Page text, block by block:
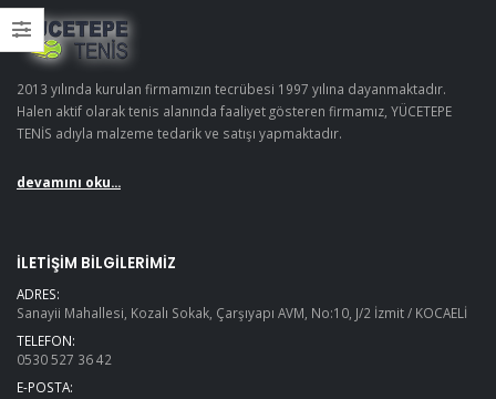
2013 yılında kurulan firmamızın tecrübesi 1997 yılına dayanmaktadır.
Halen aktif olarak tenis alanında faaliyet gösteren firmamız, YÜCETEPE
TENİS adıyla malzeme tedarik ve satışı yapmaktadır.
devamını oku...
İLETIŞIM BILGILERIMIZ
ADRES:
Sanayii Mahallesi, Kozalı Sokak, Çarşıyapı AVM, No:10, J/2 İzmit / KOCAELİ
TELEFON:
0530 527 36 42
E-POSTA: